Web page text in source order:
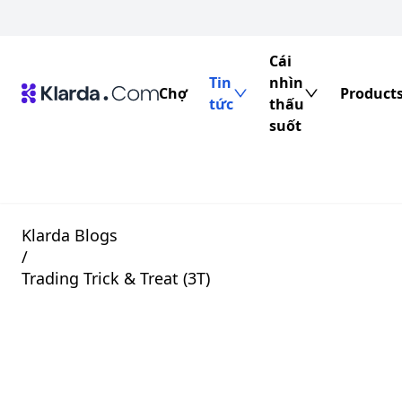
Chợ
Tin
tức
Cái
nhìn
thấu
suốt
Klarda Blogs
/
Trading Trick & Treat (3T)